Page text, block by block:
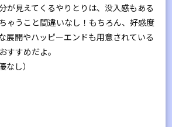
が見えてくるやりとりは、没入感もある
ゃうこと間違いなし！もちろん、好感度
展開やハッピーエンドも用意されている
すすめだよ。
し）